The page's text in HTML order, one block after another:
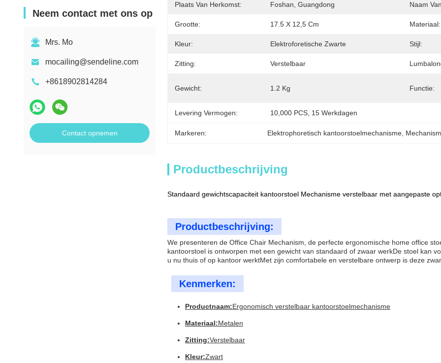
Neem contact met ons op
Mrs. Mo
mocailing@sendeline.com
+8618902814284
Contact opnemen
Plaats Van Herkomst: Foshan, Guangdong Naam
Grootte: 17.5 X 12,5 Cm Materiaal:
Kleur: Elektroforetische Zwarte Stijl:
Zitting: Verstelbaar
Gewicht: 1.2 Kg Functie:
Levering Vermogen: 10,000 PCS, 15 Werkdagen
Markeren: Elektrophoretisch kantoorstoelmechanisme
Productbeschrijving
Standaard gewichtscapaciteit kantoorstoel Mechanisme verstelbaar met aangepaste
Productbeschrijving:
We presenteren de Office Chair Mechanism, de perfecte ergonomische home office
kantoorstoel is ontworpen met een gewicht van standaard of zwaar werkDe stoel kan
u nu thuis of op kantoor werktMet zijn comfortabele en verstelbare ontwerp is deze
Kenmerken:
Productnaam:Ergonomisch verstelbaar kantoorstoelmechanisme
Materiaal:Metalen
Zitting:Verstelbaar
Kleur:Zwart